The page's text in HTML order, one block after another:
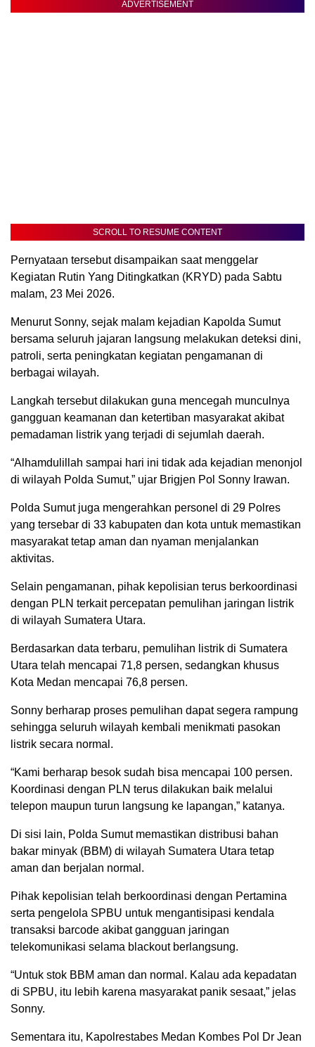
ADVERTISEMENT
SCROLL TO RESUME CONTENT
Pernyataan tersebut disampaikan saat menggelar
Kegiatan Rutin Yang Ditingkatkan (KRYD) pada Sabtu
malam, 23 Mei 2026.
Menurut Sonny, sejak malam kejadian Kapolda Sumut
bersama seluruh jajaran langsung melakukan deteksi dini,
patroli, serta peningkatan kegiatan pengamanan di
berbagai wilayah.
Langkah tersebut dilakukan guna mencegah munculnya
gangguan keamanan dan ketertiban masyarakat akibat
pemadaman listrik yang terjadi di sejumlah daerah.
“Alhamdulillah sampai hari ini tidak ada kejadian menonjol
di wilayah Polda Sumut,” ujar Brigjen Pol Sonny Irawan.
Polda Sumut juga mengerahkan personel di 29 Polres
yang tersebar di 33 kabupaten dan kota untuk memastikan
masyarakat tetap aman dan nyaman menjalankan
aktivitas.
Selain pengamanan, pihak kepolisian terus berkoordinasi
dengan PLN terkait percepatan pemulihan jaringan listrik
di wilayah Sumatera Utara.
Berdasarkan data terbaru, pemulihan listrik di Sumatera
Utara telah mencapai 71,8 persen, sedangkan khusus
Kota Medan mencapai 76,8 persen.
Sonny berharap proses pemulihan dapat segera rampung
sehingga seluruh wilayah kembali menikmati pasokan
listrik secara normal.
“Kami berharap besok sudah bisa mencapai 100 persen.
Koordinasi dengan PLN terus dilakukan baik melalui
telepon maupun turun langsung ke lapangan,” katanya.
Di sisi lain, Polda Sumut memastikan distribusi bahan
bakar minyak (BBM) di wilayah Sumatera Utara tetap
aman dan berjalan normal.
Pihak kepolisian telah berkoordinasi dengan Pertamina
serta pengelola SPBU untuk mengantisipasi kendala
transaksi barcode akibat gangguan jaringan
telekomunikasi selama blackout berlangsung.
“Untuk stok BBM aman dan normal. Kalau ada kepadatan
di SPBU, itu lebih karena masyarakat panik sesaat,” jelas
Sonny.
Sementara itu, Kapolrestabes Medan Kombes Pol Dr Jean